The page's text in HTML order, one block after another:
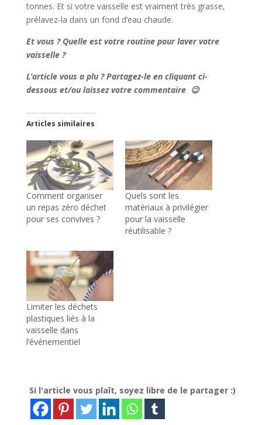
tonnes. Et si votre vaisselle est vraiment très grasse,
prélavez-la dans un fond d’eau chaude.
Et vous ? Quelle est votre routine pour laver votre
vaisselle ?
L’article vous a plu ? Partagez-le en cliquant ci-
dessous et/ou laissez votre commentaire 😉
Articles similaires
Comment organiser
un repas zéro déchet
pour ses convives ?
Quels sont les
matériaux à privilégier
pour la vaisselle
réutilisable ?
Limiter les déchets
plastiques liés à la
vaisselle dans
l’événementiel
Si l'article vous plaît, soyez libre de le partager :)